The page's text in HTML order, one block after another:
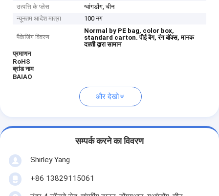
उत्पत्ति के प्लेस
ग्वांगडोंग, चीन
न्यूनतम आदेश मात्रा
100 नग
पैकेजिंग विवरण
Normal by PE bag, color box,
standard carton. पीई बैग, रंग बॉक्स, मानक
दफ़्ती द्वारा सामान
प्रमाणन
RoHS
ब्रांड नाम
BAIAO
और देखो
सम्पर्क करने का विवरण
Shirley Yang
+86 13829115061